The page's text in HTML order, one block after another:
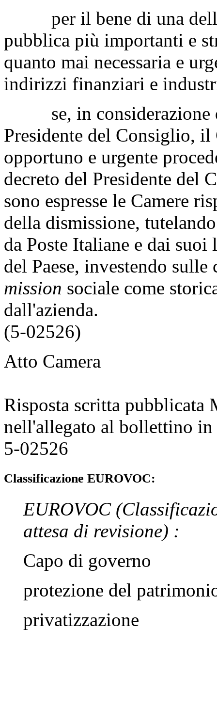
per il bene di una delle
pubblica più importanti e
quanto mai necessaria e
indirizzi finanziari e
se, in considerazione
Presidente del Consiglio,
opportuno e urgente
decreto del Presidente del
sono espresse le Camere
della dismissione,
da Poste Italiane e dai
del Paese, investendo
mission sociale come
dall'azienda.
(5-02526)
Atto Camera
Risposta scritta pubblicata
nell'allegato al bollettino
5-02526
Classificazione EUROVOC:
EUROVOC
attesa di revisione) :
Capo di governo
protezione del
privatizzazione